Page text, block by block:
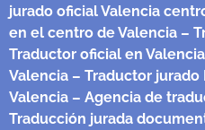
jurado oficial Valencia
en el centro de Valencia –
Traductor oficial en Valencia
Valencia – Traductor jurado
Valencia – Agencia de
Traducción jurada